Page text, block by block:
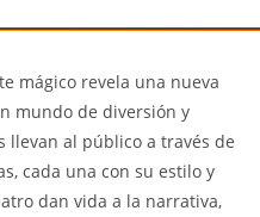
mágico revela una nueva
mundo de diversión y
llevan al público a través de
cada una con su estilo y
dan vida a la narrativa,